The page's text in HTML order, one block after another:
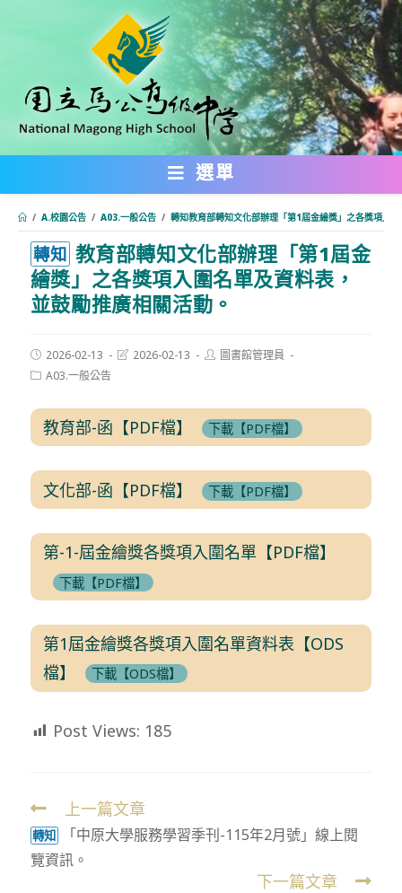
內
選單
/ A.校園公告 / A03.一般公告 / 轉知教育部轉知文化部辦理「第1屆金繪獎」之各獎項入
轉知 教育部轉知文化部辦理「第1屆金
繪獎」之各獎項入圍名單及資料表，
並鼓勵推廣相關活動。
Post
published:
2026-02-13
Post2026-02-13
Post圖書館管理員
PostA03.一般公告
教育部-函【PDF檔】 下載【PDF檔】
文化部-函【PDF檔】 下載【PDF檔】
第-1-屆金繪獎各獎項入圍名單【PDF檔】
下載【PDF檔】
第1屆金繪獎各獎項入圍名單資料表【ODS
檔】
下載【ODS檔】
Post Views: 185
Read
more
articles
上一篇文章
轉知
「中原大學服務學習季刊-115年2月號」線上閱
覽資訊。
下一篇文章